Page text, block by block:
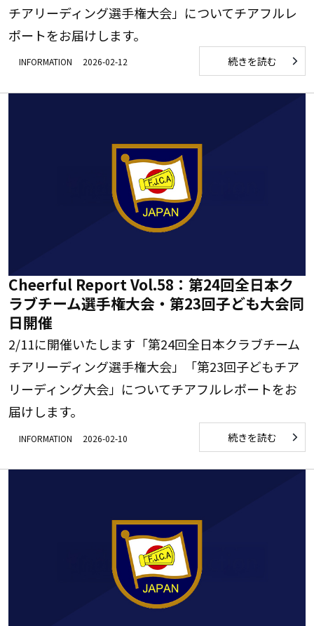
チアリーディング選手権大会」についてチアフルレ
ポートをお届けします。
INFORMATION 2026-02-12 続きを読む
Cheerful Report Vol.58：第24回全日本ク
ラブチーム選手権大会・第23回子ども大会同
日開催
2/11に開催いたします「第24回全日本クラブチーム
チアリーディング選手権大会」「第23回子どもチア
リーディング大会」についてチアフルレポートをお
届けします。
INFORMATION 2026-02-10 続きを読む